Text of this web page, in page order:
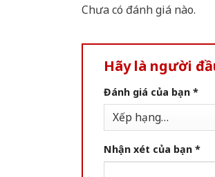
Chưa có đánh giá nào.
Hãy là người
Đánh giá của bạn *
Nhận xét của bạn *